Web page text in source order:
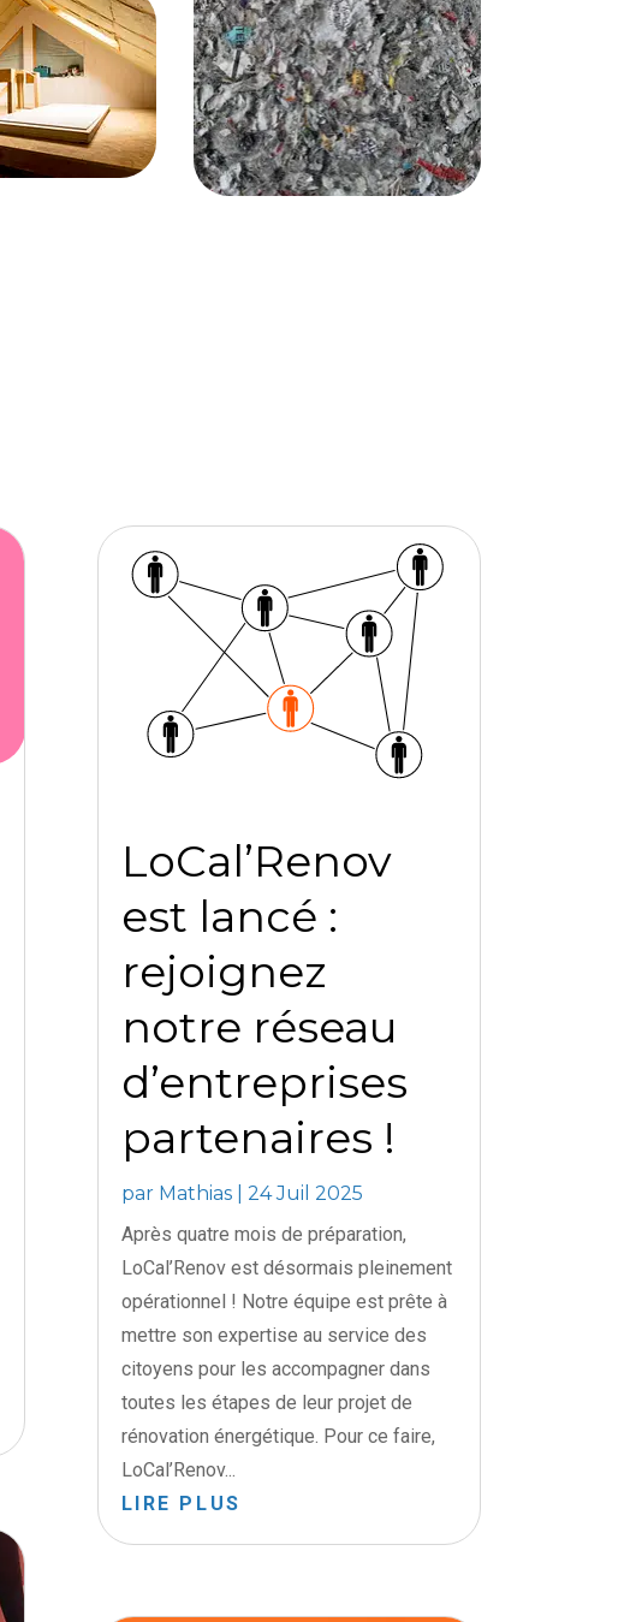
LoCal’Renov
est lancé :
rejoignez
notre réseau
d’entreprises
partenaires !
par Mathias| 24 Juil 2025
Après quatre mois de préparation,
LoCal’Renov est désormais pleinement
opérationnel ! Notre équipe est prête à
mettre son expertise au service des
citoyens pour les accompagner dans
toutes les étapes de leur projet de
rénovation énergétique. Pour ce faire,
LoCal’Renov...
LIRE PLUS